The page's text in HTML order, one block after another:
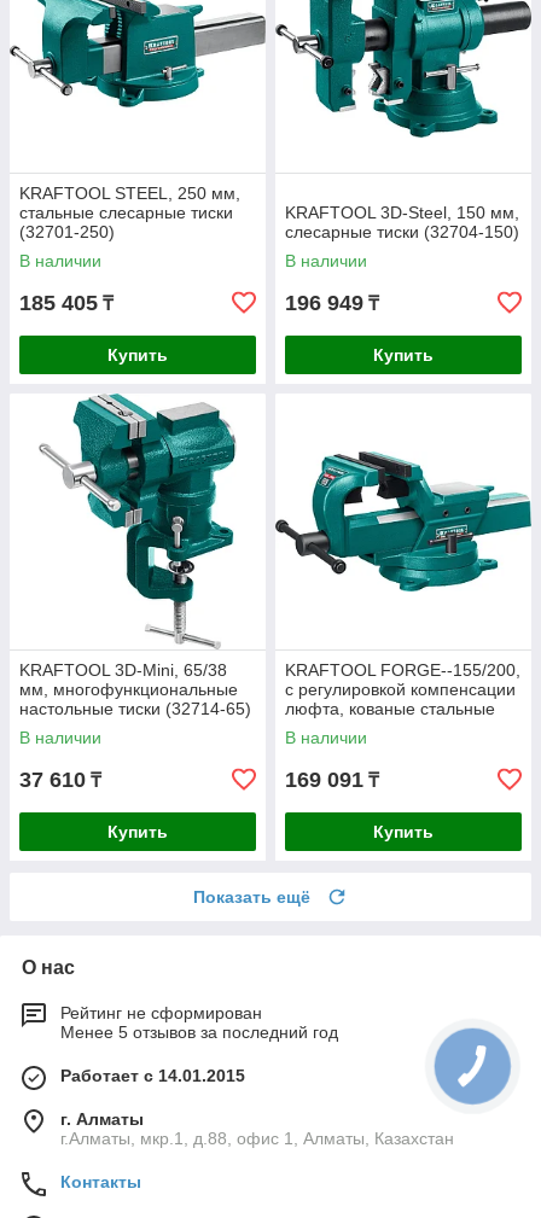
KRAFTOOL STEEL, 250 мм,
стальные слесарные тиски
(32701-250)
В наличии
185 405 ₸
Купить
KRAFTOOL 3D-Steel, 150 мм,
слесарные тиски (32704-150)
В наличии
196 949 ₸
Купить
KRAFTOOL 3D-Mini, 65/38
мм, многофункциональные
настольные тиски (32714-65)
В наличии
37 610 ₸
Купить
KRAFTOOL FORGE--155/200,
с регулировкой компенсации
люфта, кованые стальные
тиски (32700-200)
В наличии
169 091 ₸
Купить
Показать ещё
О нас
Рейтинг не сформирован
Менее 5 отзывов за последний год
Работает с 14.01.2015
г. Алматы
г.Алматы, мкр.1, д.88, офис 1, Алматы, Казахстан
Контакты